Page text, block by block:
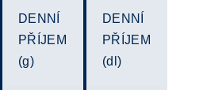
DENNÍ
PŘÍJEM
(g)
DENNÍ
PŘÍJEM
(dl)